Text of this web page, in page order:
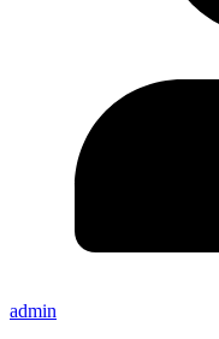
admin